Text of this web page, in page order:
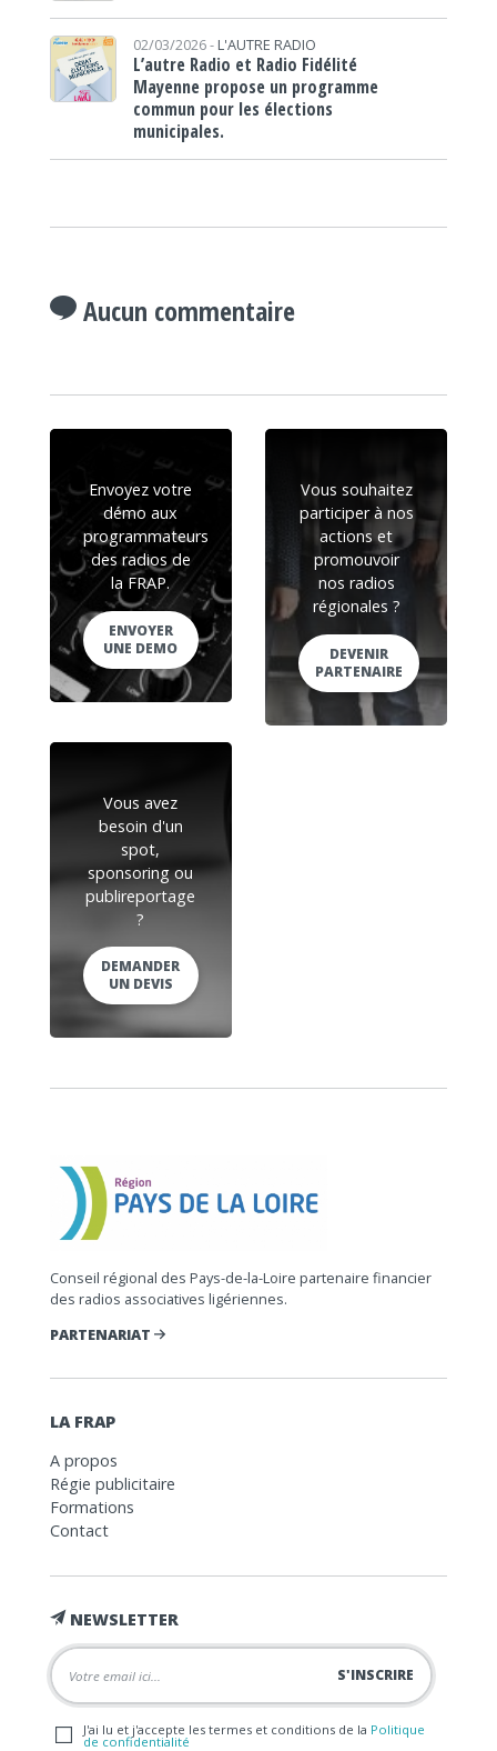
02/03/2026 - L'AUTRE RADIO
L’autre Radio et Radio Fidélité
Mayenne propose un programme
commun pour les élections
municipales.
Aucun commentaire
Envoyez votre
démo aux
programmateurs
des radios de
la FRAP.
ENVOYER
UNE DEMO
Vous souhaitez
participer à nos
actions et
promouvoir
nos radios
régionales ?
DEVENIR
PARTENAIRE
Vous avez
besoin d'un
spot,
sponsoring ou
publireportage
?
DEMANDER
UN DEVIS
Conseil régional des Pays-de-la-Loire partenaire financier
des radios associatives ligériennes.
PARTENARIAT
LA FRAP
A propos
Régie publicitaire
Formations
Contact
NEWSLETTER
J'ai lu et j'accepte les termes et conditions de la Politique
de confidentialité